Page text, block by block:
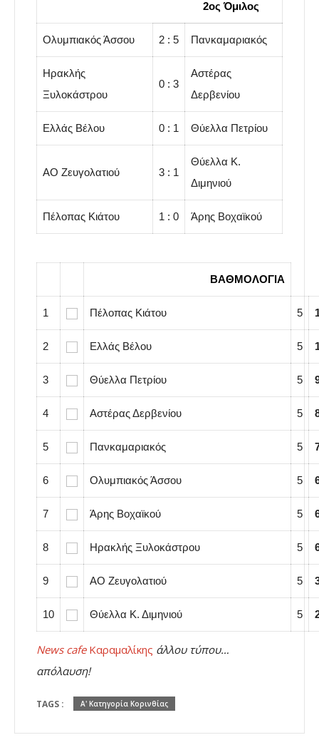
2ος Όμιλος
Ολυμπιακός Άσσου 2 : 5 Πανκαμαριακός
Ηρακλής
Ξυλοκάστρου
0 : 3
Αστέρας
Δερβενίου
Ελλάς Βέλου 0 : 1 Θύελλα Πετρίου
ΑΟ Zευγολατιού 3 : 1
Θύελλα Κ.
Διμηνιού
Πέλοπας Κιάτου 1 : 0 Άρης Βοχαϊκού
ΒΑΘΜΟΛΟΓΙΑ
1 Πέλοπας Κιάτου 5
2 Ελλάς Βέλου 5
3 Θύελλα Πετρίου 5
4 Αστέρας Δερβενίου 5
5 Πανκαμαριακός 5
6 Ολυμπιακός Άσσου 5
7 Άρης Βοχαϊκού 5
8 Ηρακλής Ξυλοκάστρου 5
9 ΑΟ Zευγολατιού 5
10 Θύελλα Κ. Διμηνιού 5
News cafeΚαραμαλίκης άλλου τύπου…
απόλαυση!
TAGS : Α' Κατηγορία Κορινθίας